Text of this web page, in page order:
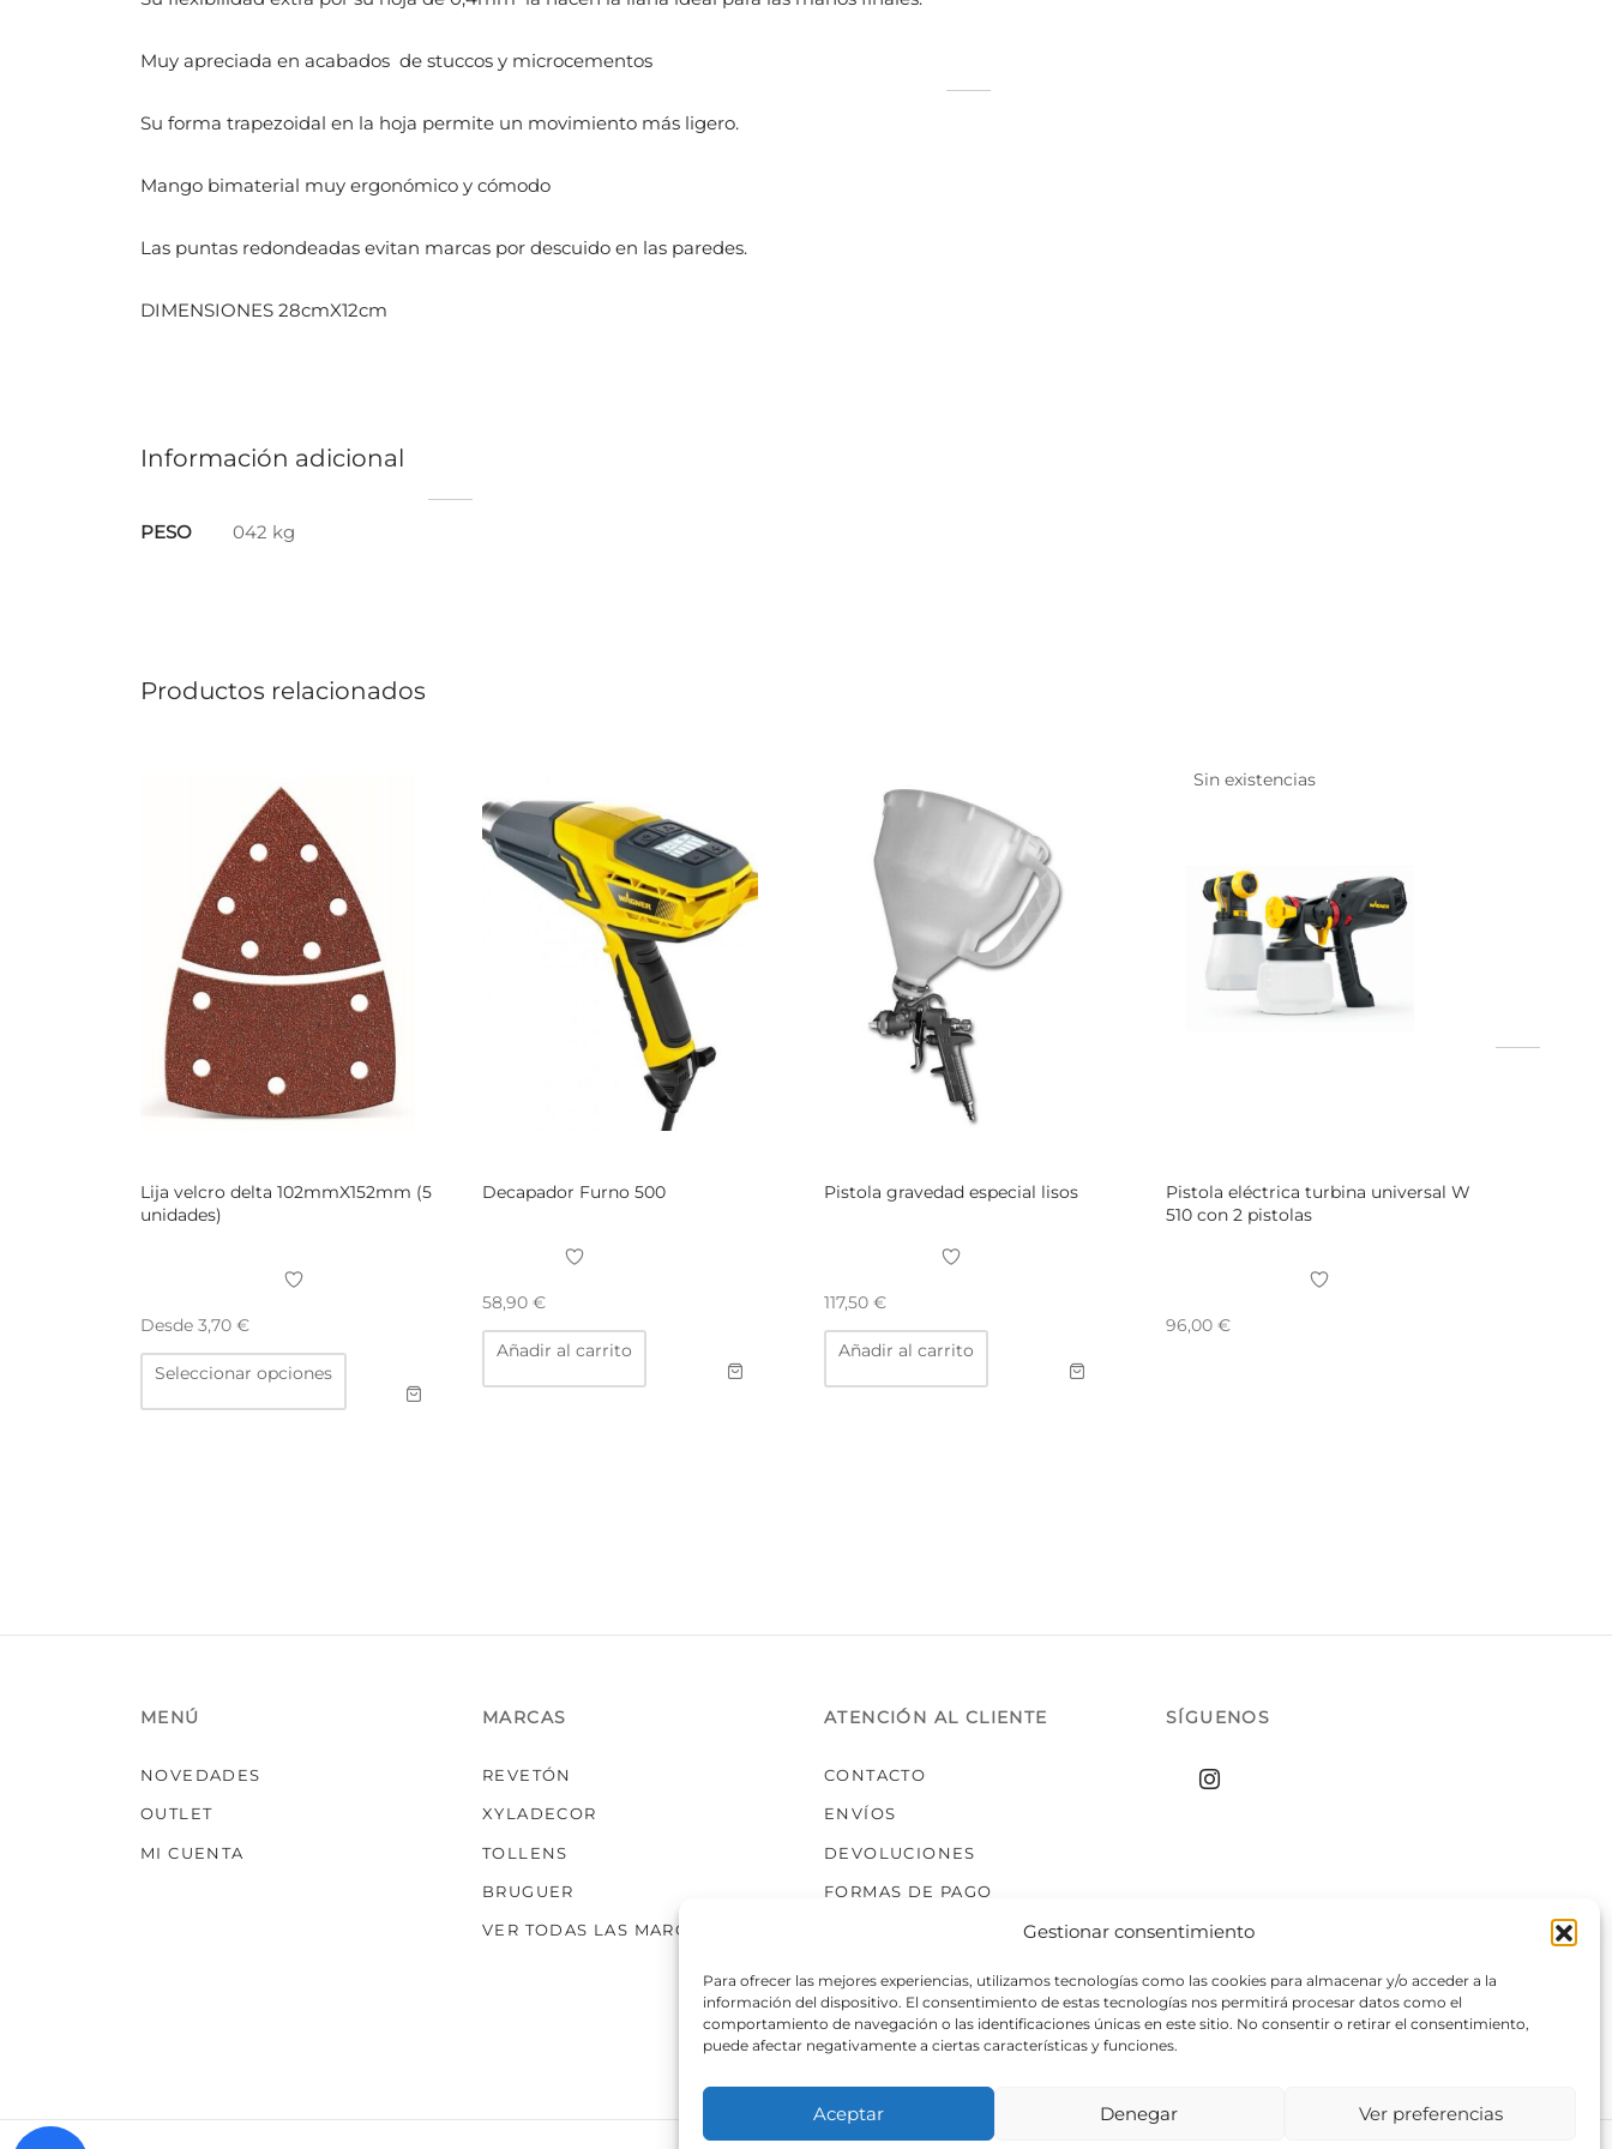
Gestionar consentimiento
Para ofrecer las mejores experiencias, utilizamos tecnologías como las cookies para almacenar y/o acceder a la
información del dispositivo. El consentimiento de estas tecnologías nos permitirá procesar datos como el
comportamiento de navegación o las identificaciones únicas en este sitio. No consentir o retirar el consentimiento,
puede afectar negativamente a ciertas características y funciones.
Aceptar Denegar Ver preferencias
Muy apreciada en acabados de stuccos y microcementos
Su forma trapezoidal en la hoja permite un movimiento más ligero.
Mango bimaterial muy ergonómico y cómodo
Las puntas redondeadas evitan marcas por descuido en las paredes.
DIMENSIONES 28cmX12cm
Información adicional
PESO 042 kg
Productos relacionados
Lija velcro delta 102mmX152mm (5
unidades)
Desde 3,70 €
Seleccionar opciones
Este
múltiples
Decapador Furno 500
58,90 €
Añadir al carrito
Pistola gravedad especial lisos
117,50 €
Añadir al carrito
Sin existencias
Pistola eléctrica turbina universal W
510 con 2 pistolas
96,00 €
MENÚ
NOVEDADES
OUTLET
MI CUENTA
MARCAS
REVETÓN
XYLADECOR
TOLLENS
BRUGUER
VER TODAS LAS MARCAS
ATENCIÓN AL CLIENTE
CONTACTO
ENVÍOS
DEVOLUCIONES
FORMAS DE PAGO
SÍGUENOS